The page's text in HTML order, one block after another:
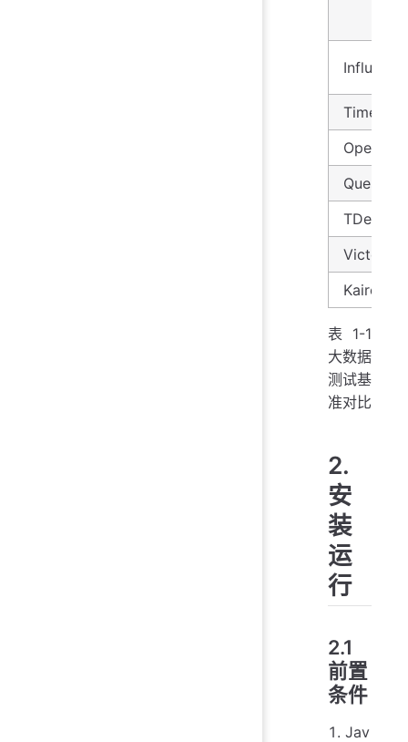
InfluxDB
QuestDB
TDengine
KairosDB
表1-1
大数据
测试基
准对比
2.
安
装
运
行
2.1
前置
条件
Jav